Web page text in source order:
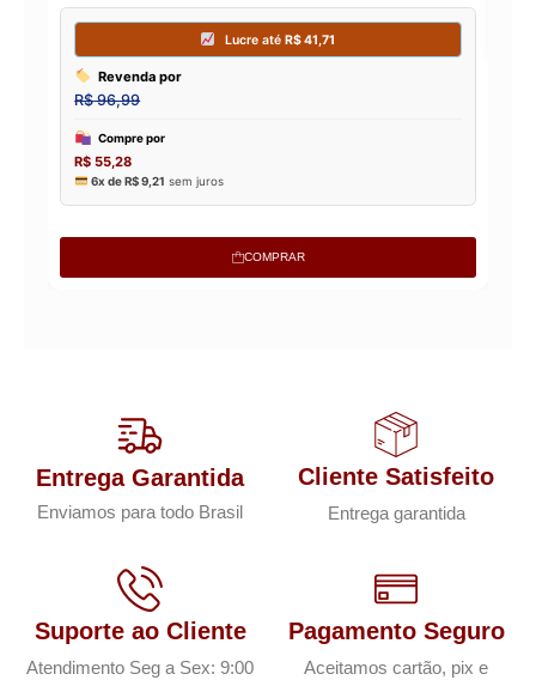
COMPRAR
Entrega Garantida
Enviamos para todo Brasil
Cliente Satisfeito
Entrega garantida
Suporte ao Cliente
Atendimento Seg a Sex: 9:00
Pagamento Seguro
Aceitamos cartão, pix e